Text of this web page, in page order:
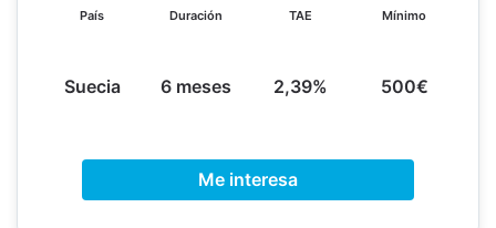
País
Suecia
Duración
6 meses
TAE
2,39%
Mínimo
500€
Me interesa